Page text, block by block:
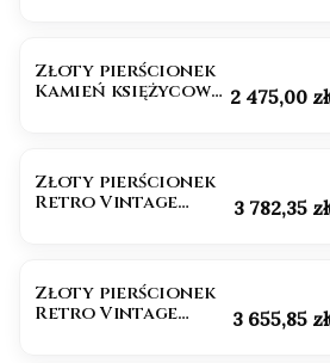
Złoty pierścionek
Kamień księżycowy Cena
2 475,00 zł
Złoty pierścionek
Retro Vintage
Cena
3 782,35 zł
Złoty pierścionek
Retro Vintage
Cena
3 655,85 zł